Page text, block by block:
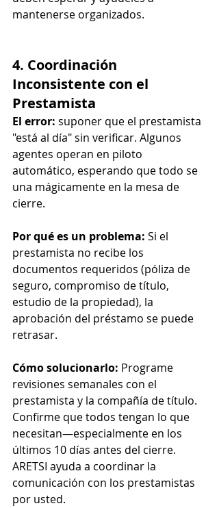
mantenerse organizados.
4. Coordinación
Inconsistente con el
Prestamista
El error: suponer que el prestamista
"está al día" sin verificar. Algunos
agentes operan en piloto
automático, esperando que todo se
una mágicamente en la mesa de
cierre.
Por qué es un problema: Si el
prestamista no recibe los
documentos requeridos (póliza de
seguro, compromiso de título,
estudio de la propiedad), la
aprobación del préstamo se puede
retrasar.
Cómo solucionarlo: Programe
revisiones semanales con el
prestamista y la compañía de título.
Confirme que todos tengan lo que
necesitan—especialmente en los
últimos 10 días antes del cierre.
ARETSI ayuda a coordinar la
comunicación con los prestamistas
por usted.